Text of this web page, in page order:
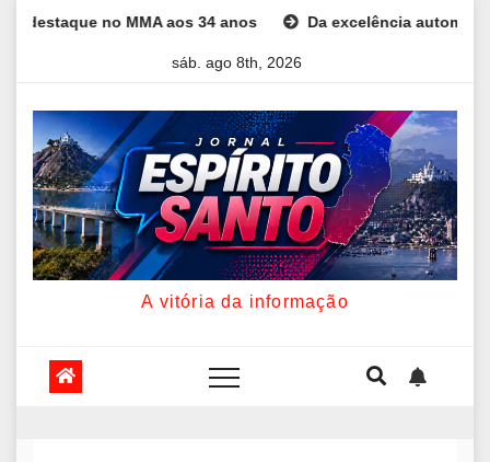
Skipno MMA aos 34 anos Da excelência automotiva à
sáb. ago 8th, 2026
A vitória da informação